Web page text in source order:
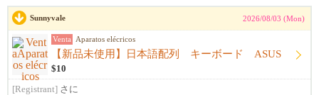
Sunnyvale 2026/08/03 (Mon)
Venta Aparatos elécricos
【新品未使用】日本語配列 キーボード ASUS
$10
[Registrant] さに